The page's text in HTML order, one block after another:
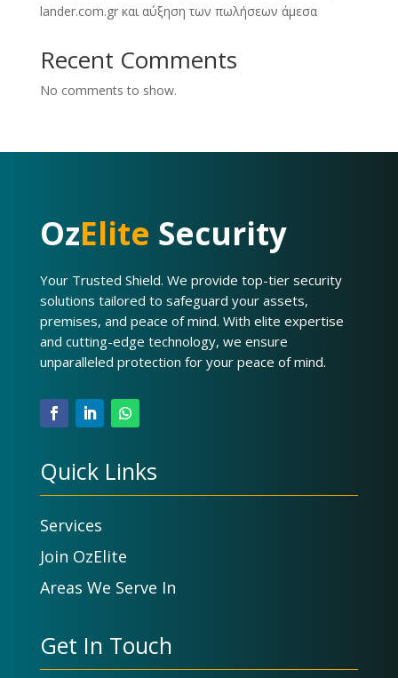
lander.com.gr και αύξηση των πωλήσεων άμεσα
Recent Comments
No comments to show.
OzElite Security
Your Trusted Shield. We provide top-tier security
solutions tailored to safeguard your assets,
premises, and peace of mind. With elite expertise
and cutting-edge technology, we ensure
unparalleled protection for your peace of mind.
Quick Links
Services
Join OzElite
Areas We Serve In
Get In Touch